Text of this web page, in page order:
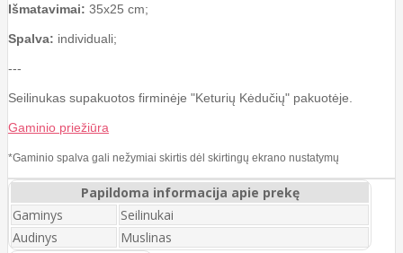
Išmatavimai: 35x25 cm;
Spalva: individuali;
---
Seilinukas supakuotos firminėje "Keturių Kėdučių" pakuotėje.
Gaminio priežiūra
*Gaminio spalva gali nežymiai skirtis dėl skirtingų ekrano nustatymų
Papildoma informacija apie prekę
Gaminys
Seilinukai
Audinys
Muslinas